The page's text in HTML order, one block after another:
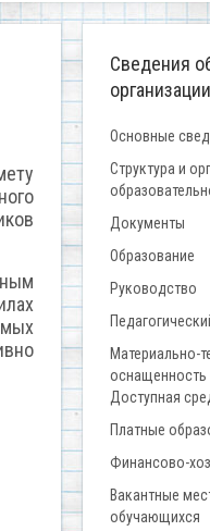
Сведения
организации
Основные
Структура и
Документы
Образование
Руководство
Материально-
оснащенность
Доступная
Платные
Финансово-
Вакантные
обучающихся